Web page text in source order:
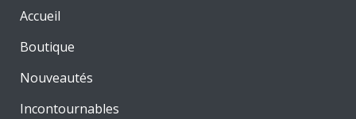
Accueil
Boutique
Nouveautés
Incontournables